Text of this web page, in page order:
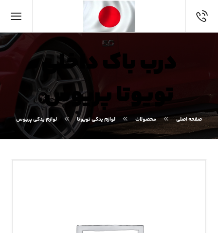
درب باک داخلی
تویوتا پریوس
صفحه اصلی محصولات لوازم یدکی تویوتا لوازم یدکی پریوس